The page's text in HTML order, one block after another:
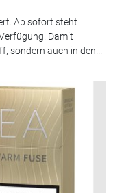
Ab sofort steht
Damit
sondern auch in den...